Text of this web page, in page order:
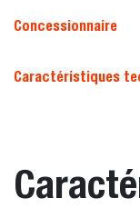
Concessionnaire
Caractéristiques